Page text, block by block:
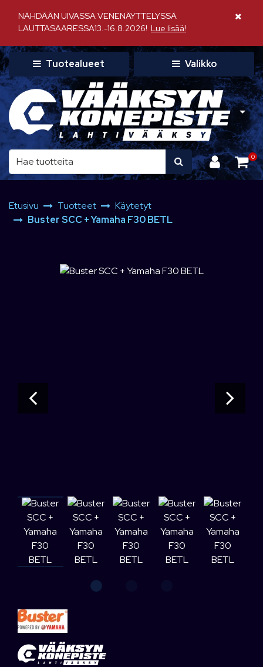
NÄHDÄÄN UIVASSA VENENÄYTTELYSSÄ
LAUTTASAARESSA13.-16.8.2026! Lue lisää!
Sulje
Tuotealueet Valikko
0
Etusivu Tuotteet
Käytetyt
Buster SCC + Yamaha F30 BETL